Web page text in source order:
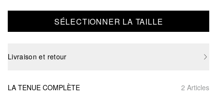
SÉLECTIONNER LA TAILLE
Livraison et retour
LA TENUE COMPLÈTE 2 Articles